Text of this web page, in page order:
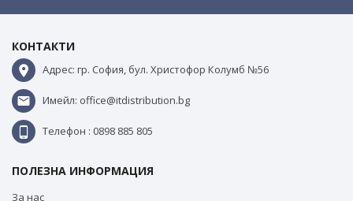
КОНТАКТИ
Адрес: гр. София, бул. Христофор Колумб №56
Имейл: office@itdistribution.bg
Телефон : 0898 885 805
ПОЛЕЗНА ИНФОРМАЦИЯ
За нас